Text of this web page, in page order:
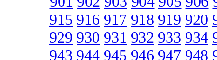
915 916 917 918 919 920
929 930 931 932 933 934
943 944 945 946 947 948